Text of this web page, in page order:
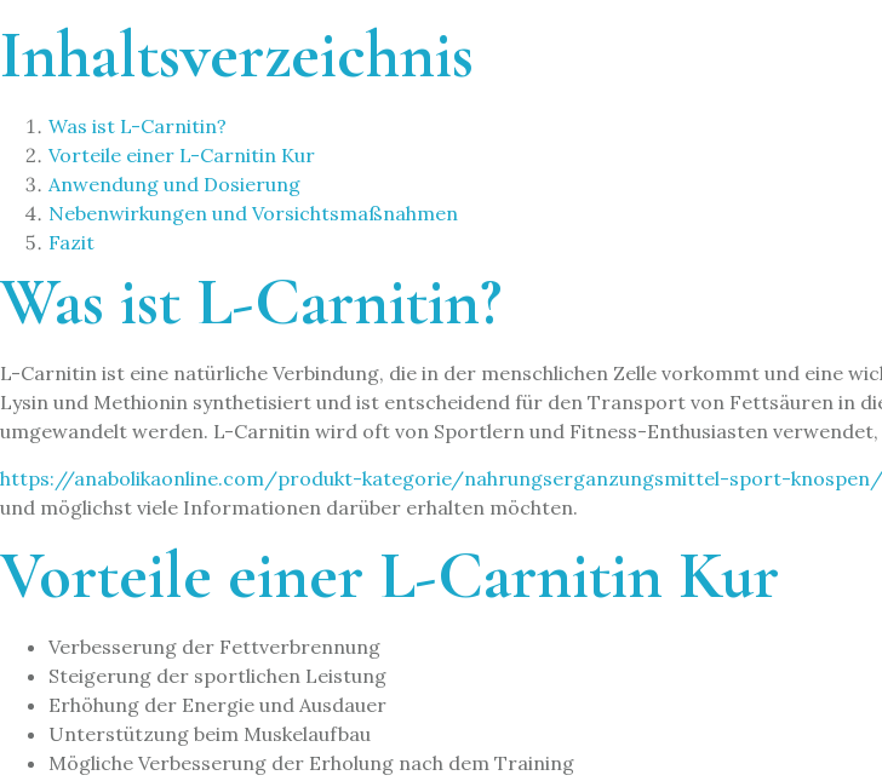
Inhaltsverzeichnis
Was ist L-Carnitin?
Vorteile einer L-Carnitin Kur
Anwendung und Dosierung
Nebenwirkungen und Vorsichtsmaßnahmen
Fazit
Was ist L-Carnitin?
L-Carnitin ist eine natürliche Verbindung, die in der menschlichen Zelle vorkommt und eine
Lysin und Methionin synthetisiert und ist entscheidend für den Transport von Fettsäuren in
umgewandelt werden. L-Carnitin wird oft von Sportlern und Fitness-Enthusiasten
https://anabolikaonline.com/produkt-kategorie/nahrungserganzungsmittel-sport-
und möglichst viele Informationen darüber erhalten möchten.
Vorteile einer L-Carnitin Kur
Verbesserung der Fettverbrennung
Steigerung der sportlichen Leistung
Erhöhung der Energie und Ausdauer
Unterstützung beim Muskelaufbau
Mögliche Verbesserung der Erholung nach dem Training